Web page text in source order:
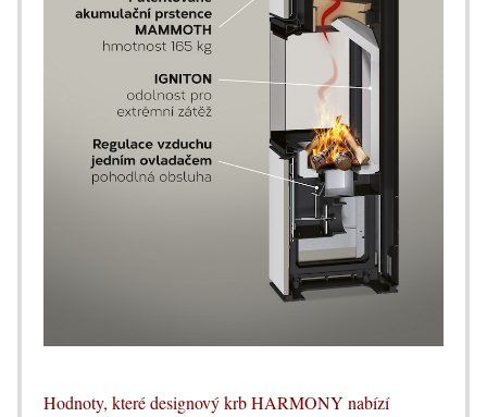
Hodnoty, které designový krb HARMONY nabízí